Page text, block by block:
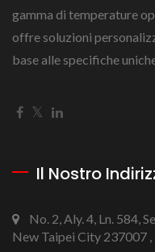
gamma di temperature
offre soluzioni
base alle specifiche
Il Nostro
No. 2, Aly. 4, Ln. 584,
New Taipei City 237007 ,